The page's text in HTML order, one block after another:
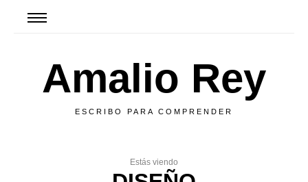
Amalio Rey
ESCRIBO PARA COMPRENDER
Estás viendo